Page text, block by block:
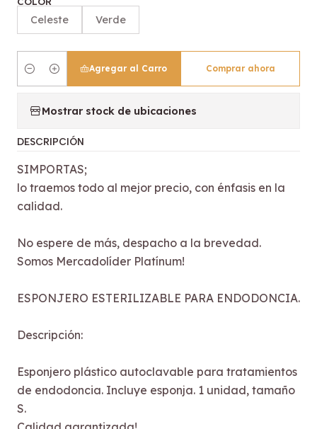
Celeste Verde
Cantidad
Agregar al Carro Comprar ahora
Mostrar stock de ubicaciones
DESCRIPCIÓN
SIMPORTAS;
lo traemos todo al mejor precio, con énfasis en la
calidad.
No espere de más, despacho a la brevedad.
Somos Mercadolíder Platínum!
ESPONJERO ESTERILIZABLE PARA ENDODONCIA.
Descripción:
Esponjero plástico autoclavable para tratamientos
de endodoncia. Incluye esponja. 1 unidad, tamaño
S.